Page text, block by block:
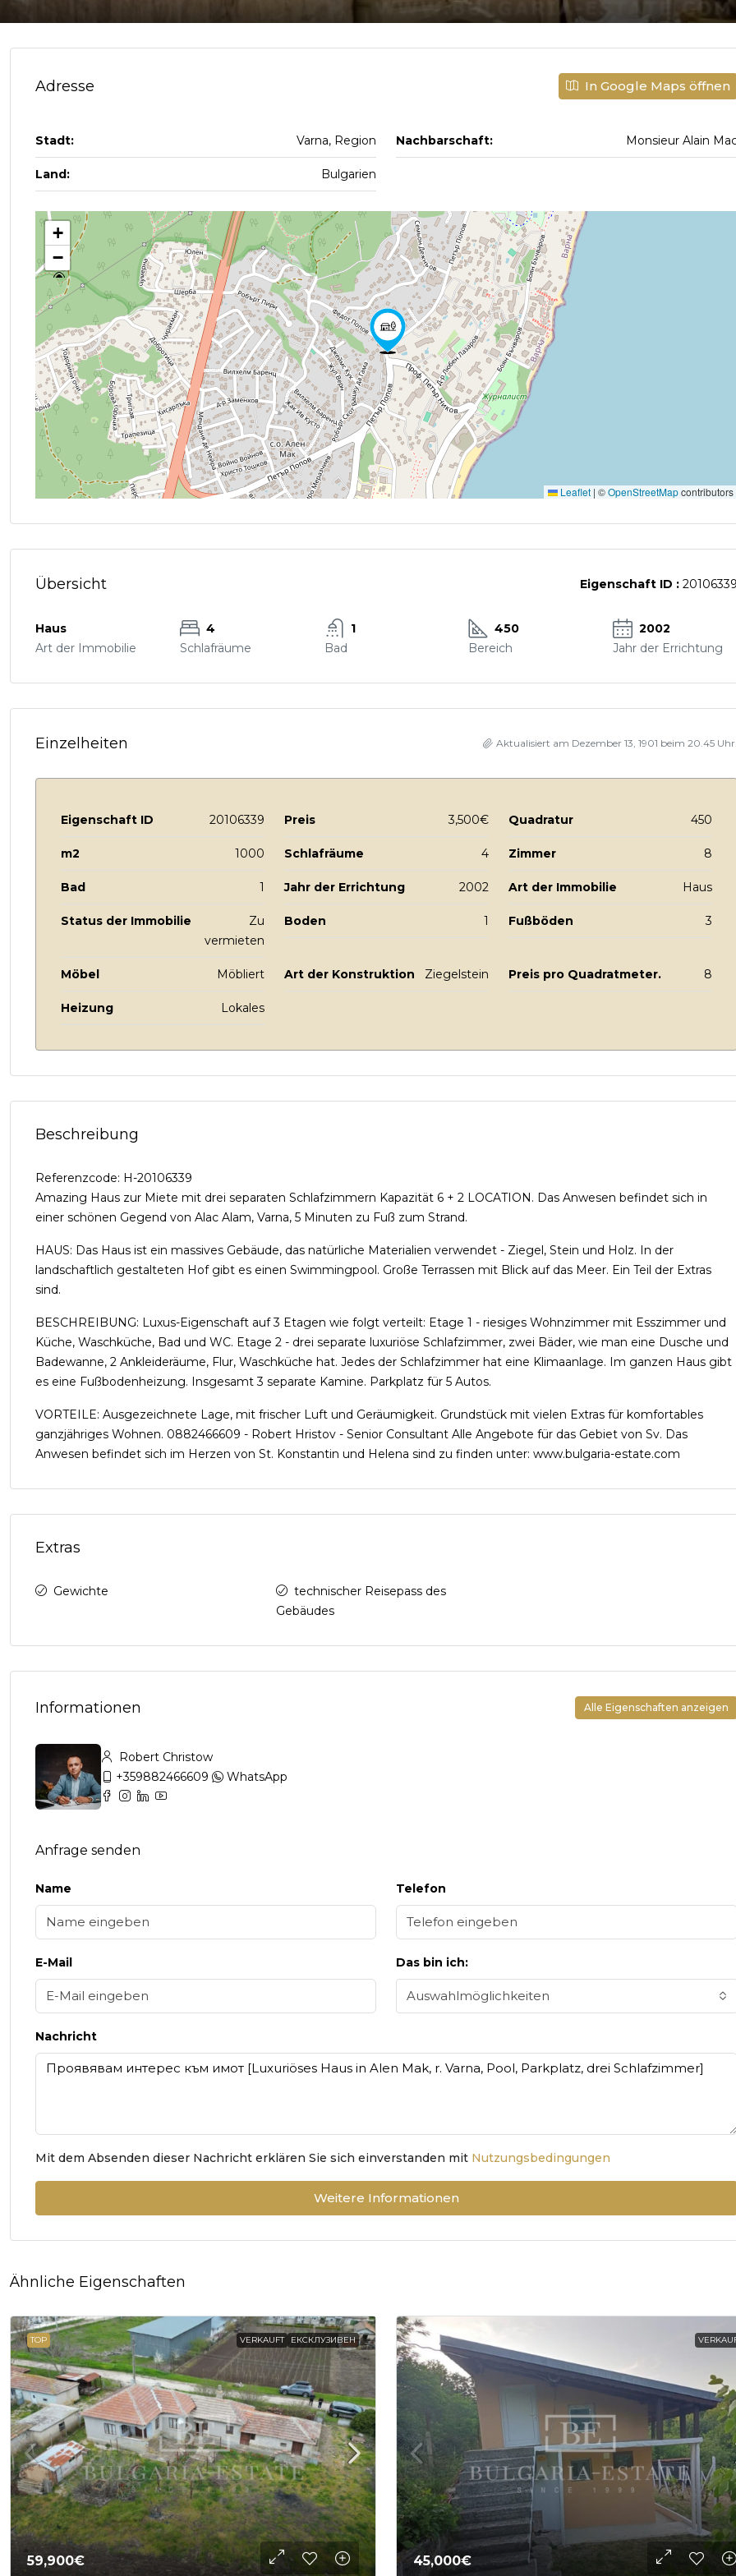
Adresse In Google Maps öffnen
Stadt: Varna, Region Nachbarschaft: Monsieur Alain
Land: Bulgarien
+
−
Leaflet | ©OpenStreetMapcontributors
Übersicht Eigenschaft ID :
Haus
Art der Immobilie
4
Schlafräume
1
Bad
450
Bereich
2002
Jahr der Errichtung
Einzelheiten Aktualisiert am Dezember 13, 1901 beim 20.45
Eigenschaft ID 20106339 Preis 3,500€ Quadratur 450
m2 1000 Schlafräume 4 Zimmer 8
Bad 1 Jahr der Errichtung 2002 Art der Immobilie Haus
Status der Immobilie
Zu
vermieten
Boden 1 Fußböden 3
Möbel Möbliert Art der Konstruktion Ziegelstein Preis pro Quadratmeter. 8
Heizung Lokales
Beschreibung
Referenzcode: H-20106339
Amazing Haus zur Miete mit drei separaten Schlafzimmern Kapazität 6 + 2 LOCATION. Das Anwesen befindet sich in
einer schönen Gegend von Alac Alam, Varna, 5 Minuten zu Fuß zum Strand.
HAUS: Das Haus ist ein massives Gebäude, das natürliche Materialien verwendet - Ziegel, Stein und Holz. In der
landschaftlich gestalteten Hof gibt es einen Swimmingpool. Große Terrassen mit Blick auf das Meer. Ein Teil der Extras
sind.
BESCHREIBUNG: Luxus-Eigenschaft auf 3 Etagen wie folgt verteilt: Etage 1 - riesiges Wohnzimmer mit Esszimmer und
Küche, Waschküche, Bad und WC. Etage 2 - drei separate luxuriöse Schlafzimmer, zwei Bäder, wie man eine Dusche und
Badewanne, 2 Ankleideräume, Flur, Waschküche hat. Jedes der Schlafzimmer hat eine Klimaanlage. Im ganzen Haus gibt
es eine Fußbodenheizung. Insgesamt 3 separate Kamine. Parkplatz für 5 Autos.
VORTEILE: Ausgezeichnete Lage, mit frischer Luft und Geräumigkeit. Grundstück mit vielen Extras für komfortables
ganzjähriges Wohnen. 0882466609 - Robert Hristov - Senior Consultant Alle Angebote für das Gebiet von Sv. Das
Anwesen befindet sich im Herzen von St. Konstantin und Helena sind zu finden unter: www.bulgaria-estate.com
Extras
Gewichte
technischer Reisepass des
Gebäudes
Informationen Alle Eigenschaften anzeigen
Robert Christow
+359882466609
WhatsApp
Anfrage senden
Name Telefon
E-Mail Das bin ich:
Auswahlmöglichkeiten
Nachricht
Mit dem Absenden dieser Nachricht erklären Sie sich einverstanden mit Nutzungsbedingungen
Weitere Informationen
Ähnliche Eigenschaften
TOP VERKAUFT ЕКСКЛУЗИВЕН
59,900€ 45,000€